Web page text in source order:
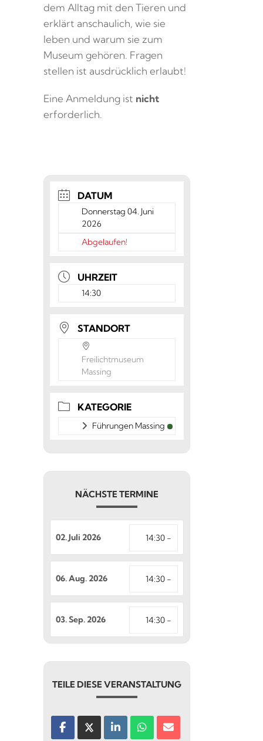
dem Alltag mit den Tieren und
erklärt anschaulich, wie sie
leben und warum sie zum
Museum gehören. Fragen
stellen ist ausdrücklich erlaubt!
Eine Anmeldung ist nicht
erforderlich.
DATUM
Donnerstag 04. Juni
2026
Abgelaufen!
UHRZEIT
14:30
STANDORT
Freilichtmuseum
Massing
KATEGORIE
Führungen Massing
NÄCHSTE TERMINE
02. Juli 2026 14:30 -
06. Aug. 2026 14:30 -
03. Sep. 2026 14:30 -
TEILE DIESE VERANSTALTUNG